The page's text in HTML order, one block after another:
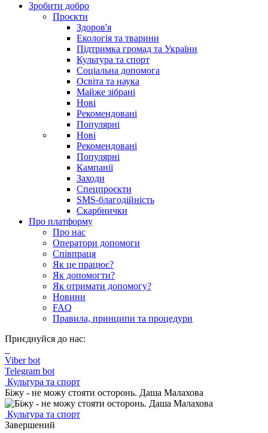
Зробити добро
Проєкти
Здоров'я
Екологія та тварини
Підтримка громад та України
Культура та спорт
Соціальна допомога
Освіта та наука
Майже зібрані
Нові
Рекомендовані
Популярні
Нові
Рекомендовані
Популярні
Кампанії
Заходи
Спецпроєкти
SMS-благодійність
Скарбнички
Про платформу
Про нас
Оператори допомоги
Співпраця
Як це працює?
Як допомогти?
Як отримати допомогу?
Новини
FAQ
Правила, принципи та процедури
Приєднуйся до нас:
Viber bot
Telegram bot
Культура та спорт
Біжу - не можу стояти осторонь. Даша Малахова
Культура та спорт
Завершений